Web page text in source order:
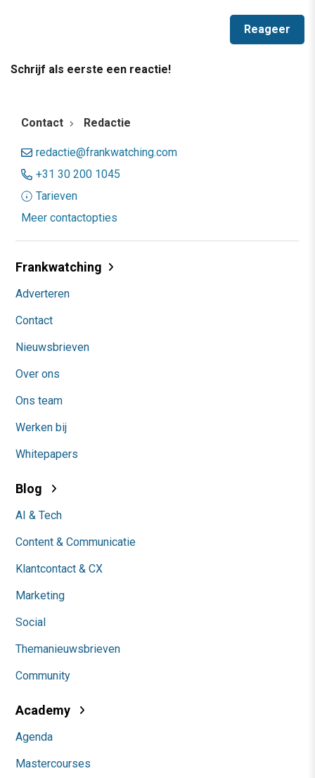
Schrijf als eerste een reactie!
Contact Redactie
redactie@frankwatching.com
+31 30 200 1045
Tarieven
Meer contactopties
Frankwatching
Adverteren
Contact
Nieuwsbrieven
Over ons
Ons team
Werken bij
Whitepapers
Blog
AI & Tech
Content & Communicatie
Klantcontact & CX
Marketing
Social
Themanieuwsbrieven
Community
Academy
Agenda
Mastercourses